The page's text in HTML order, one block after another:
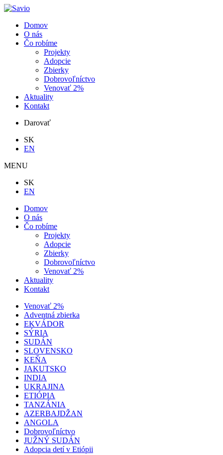
Domov
O nás
Čo robíme
Projekty
Adopcie
Zbierky
Dobrovoľníctvo
Venovať 2%
Aktuality
Kontakt
Darovať
SK
EN
MENU
SK
EN
Domov
O nás
Čo robíme
Projekty
Adopcie
Zbierky
Dobrovoľníctvo
Venovať 2%
Aktuality
Kontakt
Venovať 2%
Adventná zbierka
EKVÁDOR
SÝRIA
SUDÁN
SLOVENSKO
KEŇA
JAKUTSKO
INDIA
UKRAJINA
ETIÓPIA
TANZÁNIA
AZERBAJDŽAN
ANGOLA
Dobrovoľníctvo
JUŽNÝ SUDÁN
Adopcia detí v Etiópii